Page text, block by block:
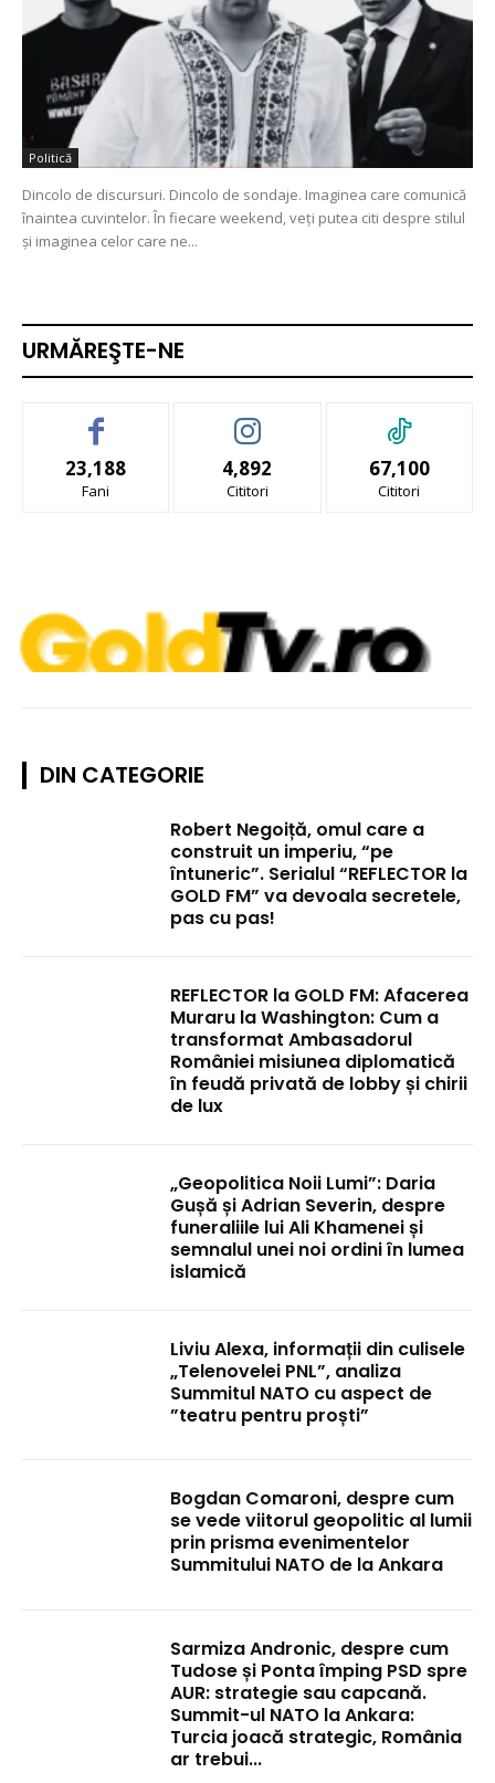
Politică
Dincolo de discursuri. Dincolo de sondaje. Imaginea care comunică
înaintea cuvintelor. În fiecare weekend, veți putea citi despre stilul
și imaginea celor care ne...
URMĂREŞTE-NE
23,188
Fani
4,892
Cititori
67,100
Cititori
DIN CATEGORIE
Robert Negoiță, omul care a
construit un imperiu, “pe
întuneric”. Serialul “REFLECTOR la
GOLD FM” va devoala secretele,
pas cu pas!
REFLECTOR la GOLD FM: Afacerea
Muraru la Washington: Cum a
transformat Ambasadorul
României misiunea diplomatică
în feudă privată de lobby și chirii
de lux
„Geopolitica Noii Lumi”: Daria
Gușă și Adrian Severin, despre
funeraliile lui Ali Khamenei și
semnalul unei noi ordini în lumea
islamică
Liviu Alexa, informații din culisele
„Telenovelei PNL”, analiza
Summitul NATO cu aspect de
”teatru pentru proști”
Bogdan Comaroni, despre cum
se vede viitorul geopolitic al lumii
prin prisma evenimentelor
Summitului NATO de la Ankara
Sarmiza Andronic, despre cum
Tudose și Ponta împing PSD spre
AUR: strategie sau capcană.
Summit-ul NATO la Ankara:
Turcia joacă strategic, România
ar trebui...